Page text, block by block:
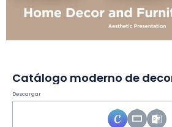
Descargar